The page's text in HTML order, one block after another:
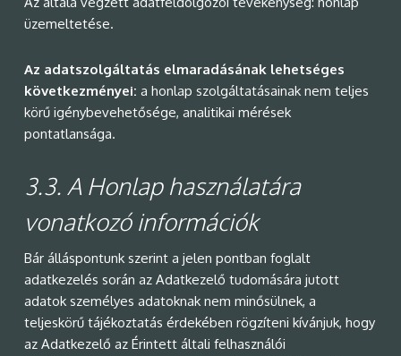
üzemeltetése.
Az adatszolgáltatás elmaradásának lehetséges
következményei: a honlap szolgáltatásainak nem teljes
körű igénybevehetősége, analitikai mérések
pontatlansága.
3.3. A Honlap használatára
vonatkozó információk
Bár álláspontunk szerint a jelen pontban foglalt
adatkezelés során az Adatkezelő tudomására jutott
adatok személyes adatoknak nem minősülnek, a
teljeskörű tájékoztatás érdekében rögzíteni kívánjuk, hogy
az Adatkezelő az Érintett általi felhasználói